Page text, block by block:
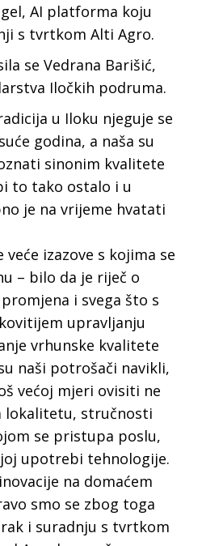
AI platforma koju
s tvrtkom Alti Agro.
se Vedrana Barišić,
Iločkih podruma.
u Iloku njeguje se
godina, a naša su
sinonim kvalitete
to tako ostalo i u
je na vrijeme hvatati
veće izazove s kojima se
– bilo da je riječ o
i svega što s
upravljanju
vrhunske kvalitete
naši potrošači navikli,
većoj mjeri ovisiti ne
lokalitetu, stručnosti
se pristupa poslu,
upotrebi tehnologije.
na domaćem
smo se zbog toga
i suradnju s tvrtkom